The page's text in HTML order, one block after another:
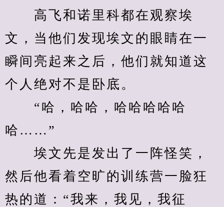
高飞和诺里科都在观察埃
文，当他们发现埃文的眼睛在一
瞬间亮起来之后，他们就知道这
个人绝对不是卧底。
“哈，哈哈，哈哈哈哈哈
哈……”
埃文先是发出了一阵怪笑，
然后他看着空旷的训练营一脸狂
热的道：“我来，我见，我征